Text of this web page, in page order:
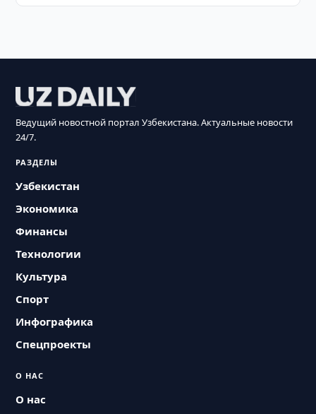
Ведущий новостной портал Узбекистана. Актуальные новости
24/7.
РАЗДЕЛЫ
Узбекистан
Экономика
Финансы
Технологии
Культура
Спорт
Инфографика
Спецпроекты
О НАС
О нас